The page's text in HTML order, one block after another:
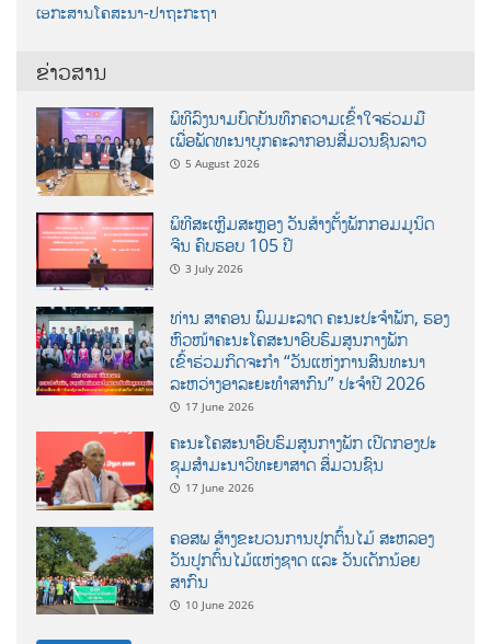
ເອກະສານໂຄສະນາ-ປາຖະກະຖາ
ຂ່າວສານ
ພິທີລົງນາມບົດບັນທຶກຄວາມເຂົ້າໃຈຮ່ວມມື
ເພື່ອພັດທະນາບຸກຄະລາກອນສື່ມວນຊົນລາວ
5 August 2026
ພິທີສະເຫຼີມສະຫຼອງ ວັນສ້າງຕັ້ງພັກກອມມູນິດ
ຈີນ ຄົບຮອບ 105 ປີ
3 July 2026
ທ່ານ ສາຄອນ ພົມມະລາດ ຄະນະປະຈໍາພັກ, ຮອງ
ຫົວໜ້າຄະນະໂຄສະນາອົບຮົມສູນກາງພັກ
ເຂົ້າຮ່ວມກິດຈະກຳ “ວັນແຫ່ງການສົນທະນາ
ລະຫວ່າງອາລະຍະທຳສາກົນ” ປະຈຳປີ 2026
17 June 2026
ຄະນະໂຄສະນາອົບຮົມສູນກາງພັກ ເປີດກອງປະ
ຊຸມສຳມະນາວິທະຍາສາດ ສຶ່ມວນຊົນ
17 June 2026
ຄອສພ ສ້າງຂະບວນການປູກຕົ້ນໄມ້ ສະຫລອງ
ວັນປູກຕົ້ນໄມ້ແຫ່ງຊາດ ແລະ ວັນເດັກນ້ອຍ
ສາກົນ
10 June 2026